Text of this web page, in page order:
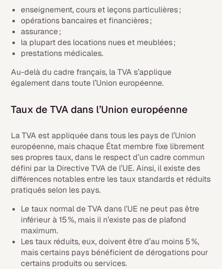
enseignement, cours et leçons particulières ;
opérations bancaires et financières ;
assurance ;
la plupart des locations nues et meublées ;
prestations médicales.
Au-delà du cadre français, la TVA s’applique
également dans toute l’Union européenne.
Taux de TVA dans l’Union européenne
La TVA est appliquée dans tous les pays de l’Union
européenne, mais chaque État membre fixe librement
ses propres taux, dans le respect d’un cadre commun
défini par la Directive TVA de l’UE. Ainsi, il existe des
différences notables entre les taux standards et réduits
pratiqués selon les pays.
Le taux normal de TVA dans l’UE ne peut pas être
inférieur à 15 %, mais il n’existe pas de plafond
maximum.
Les taux réduits, eux, doivent être d’au moins 5 %,
mais certains pays bénéficient de dérogations pour
certains produits ou services.